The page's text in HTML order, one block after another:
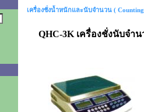
เครื่องชั่งน้ำหนักและนับจำนวน ( Counting
QHC-3K เครื่องชั่งนับจำน